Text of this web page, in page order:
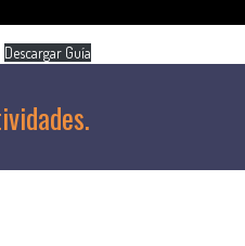
Descargar Guía